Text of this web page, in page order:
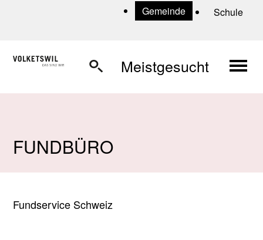
Navigieren in Volketswil
Schnellnavigation Gemeinde Schule
Meistgesucht
FUNDBÜRO
Fundservice Schweiz